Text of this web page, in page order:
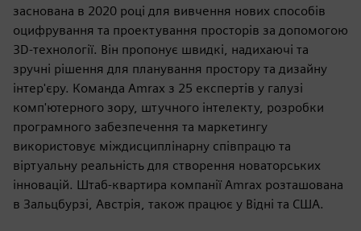
заснована в 2020 році для вивчення нових способів
оцифрування та проектування просторів за допомогою
3D-технології. Він пропонує швидкі, надихаючі та
зручні рішення для планування простору та дизайну
інтер'єру. Команда Amrax з 25 експертів у галузі
комп'ютерного зору, штучного інтелекту, розробки
програмного забезпечення та маркетингу
використовує міждисциплінарну співпрацю та
віртуальну реальність для створення новаторських
інновацій. Штаб-квартира компанії Amrax розташована
в Зальцбурзі, Австрія, також працює у Відні та США.